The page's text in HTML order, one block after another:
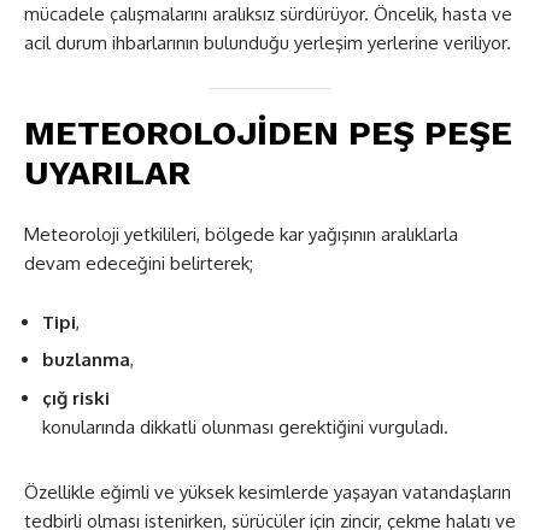
mücadele çalışmalarını aralıksız sürdürüyor. Öncelik, hasta ve
acil durum ihbarlarının bulunduğu yerleşim yerlerine veriliyor.
METEOROLOJİDEN PEŞ PEŞE
UYARILAR
Meteoroloji yetkilileri, bölgede kar yağışının aralıklarla
devam edeceğini belirterek;
Tipi,
buzlanma,
çığ riski
konularında dikkatli olunması gerektiğini vurguladı.
Özellikle eğimli ve yüksek kesimlerde yaşayan vatandaşların
tedbirli olması istenirken, sürücüler için zincir, çekme halatı ve